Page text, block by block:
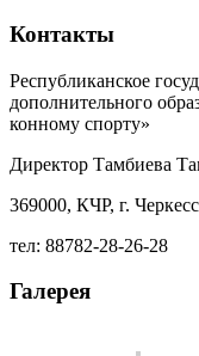
Контакты
Республиканское
дополнительного
конному спорту»
Директор Тамбиева
369000, КЧР, г.
тел: 88782-28-26-28
Галерея